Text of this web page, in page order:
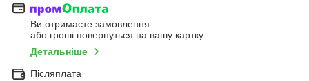
Ви отримаєте замовлення
або гроші повернуться на вашу картку
Детальніше
Післяплата